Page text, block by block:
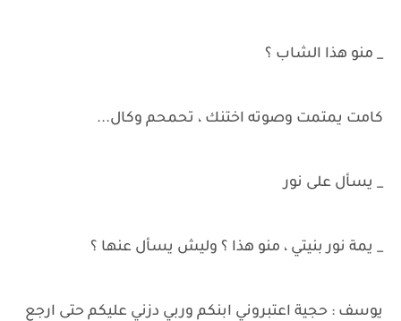
_ منو هذا الشاب ؟
كامت يمتمت وصوته اختنك ، تحمحم وكال...
_ يسأل على نور
_ يمة نور بنيتي ، منو هذا ؟ وليش يسأل عنها ؟
يوسف : حجية اعتبروني ابنكم وربي دزني عليكم حتى ارجع